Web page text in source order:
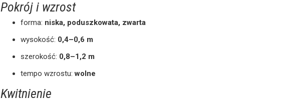
Pokrój i wzrost
forma: niska, poduszkowata, zwarta
wysokość: 0,4–0,6 m
szerokość: 0,8–1,2 m
tempo wzrostu:wolne
Kwitnienie